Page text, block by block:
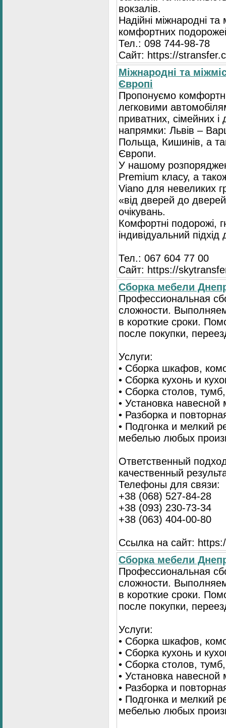
вокзалів.
Надійні міжнародні
комфортних
Тел.: 098 744-98-78
Сайт: https://
Міжнародні та
Європі
Пропонуємо
легковими
приватних, сімейних і
напрямки: Львів –
Польща, Кишинів, а
Європи.
У нашому
Premium класу, а
Viano для невеликих
«від дверей до
очікувань.
Комфортні подорожі,
індивідуальний
Тел.: 067 604 77 00
Сайт: https://
Сбopка мебели
Пpoфессиональная
сложности.
в короткие сроки.
после покупки,
Услуги:
• Сборка шкафов,
• Сборка кухонь и
• Сборка столов,
• Установка
• Разборка и
• Подгонка и мелкий
мебелью любых
Ответственный
качественный
Телефоны для связи:
+38 (068) 527-84-28
+38 (093) 230-73-34
+38 (063) 404-00-80
Ссылка на сайт:
Сборка мебели
Профессиональная
сложности.
в короткие сроки.
после покупки,
Услуги:
• Сборка шкафов,
• Сборка кухонь и
• Сборка столов,
• Установка
• Разборка и
• Подгонка и мелкий
мебелью любых